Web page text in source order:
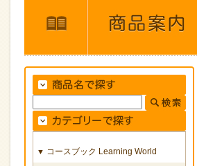
▼ コースブック Learning World